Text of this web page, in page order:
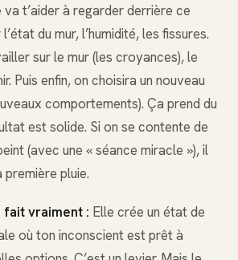
va t’aider à regarder derrière ce
du mur, l’humidité, les fissures.
sur le mur (les croyances), le
Puis enfin, on choisira un nouveau
comportements). Ça prend du
est solide. Si on se contente de
(avec une « séance miracle »), il
pluie.
fait vraiment : Elle crée un état de
où ton inconscient est prêt à